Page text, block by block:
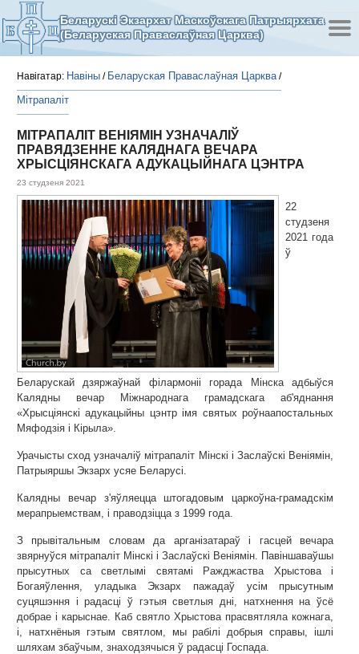
Беларускі Экзархат Маскоўскага Патрыярхата
(Беларуская Праваслаўная Царква)
Навігатар: Навіны / Беларуская Праваслаўная Царква/
Мітрапаліт
МІТРАПАЛІТ ВЕНІЯМІН УЗНАЧАЛІЎ
ПРАВЯДЗЕННЕ КАЛЯДНАГА ВЕЧАРА
ХРЫСЦІЯНСКАГА АДУКАЦЫЙНАГА ЦЭНТРА
23 студзеня 2021
22
студзеня
2021 года
ў
Беларускай дзяржаўнай філармоніі горада Мінска адбыўся
Калядны вечар Міжнароднага грамадскага аб'яднання
«Хрысціянскі адукацыйны цэнтр імя святых роўнаапостальных
Мяфодзія і Кірыла».
Урачысты сход узначаліў мітрапаліт Мінскі і Заслаўскі Веніямін,
Патрыяршы Экзарх усяе Беларусі.
Калядны вечар з'яўляецца штогадовым царкоўна-грамадскім
мерапрыемствам, і праводзіцца з 1999 года.
З прывітальным словам да арганізатараў і гасцей вечара
звярнуўся мітрапаліт Мінскі і Заслаўскі Веніямін. Павіншаваўшы
прысутных са светлымі святамі Ражджаства Хрыстова і
Богаяўлення, уладыка Экзарх пажадаў усім прысутным
суцяшэння і радасці ў гэтыя светлыя дні, натхнення на ўсё
добрае і карыснае. Каб святло Хрыстова прасвятляла кожнага,
і, натхнёныя гэтым святлом, мы рабілі добрыя справы, ішлі
шляхам збаўчым, знаходзячыся ў радасці Госпада.